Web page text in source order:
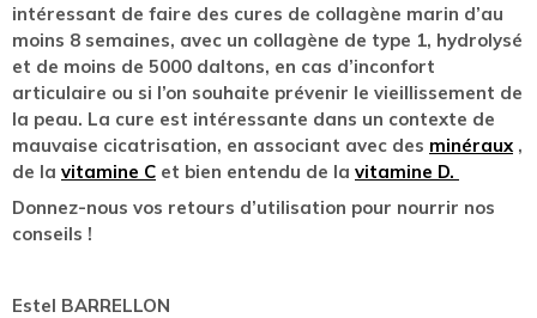
intéressant de faire des cures de collagène marin d’au
moins 8 semaines, avec un collagène de type 1, hydrolysé
et de moins de 5000 daltons, en cas d’inconfort
articulaire ou si l’on souhaite prévenir le vieillissement de
la peau. La cure est intéressante dans un contexte de
mauvaise cicatrisation, en associant avec des minéraux ,
de la vitamine C et bien entendu de la vitamine D.
Donnez-nous vos retours d’utilisation pour nourrir nos
conseils !
Estel BARRELLON